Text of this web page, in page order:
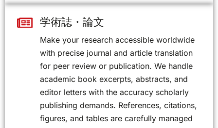
学術誌・論文
Make your research accessible worldwide
with precise journal and article translation
for peer review or publication. We handle
academic book excerpts, abstracts, and
editor letters with the accuracy scholarly
publishing demands. References, citations,
figures, and tables are carefully managed